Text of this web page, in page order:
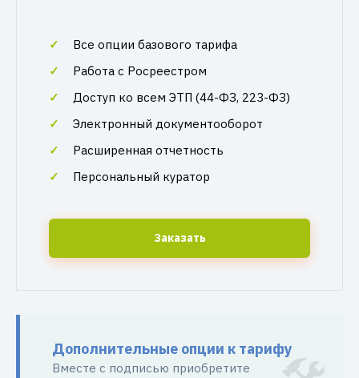
Все опции базового тарифа
Работа с Росреестром
Доступ ко всем ЭТП (44-ФЗ, 223-ФЗ)
Электронный документооборот
Расширенная отчетность
Персональный куратор
Заказать
Дополнительные опции к тарифу
Вместе с подписью приобретите